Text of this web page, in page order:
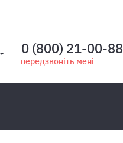
0 (800) 21-00-88
передзвоніть мені